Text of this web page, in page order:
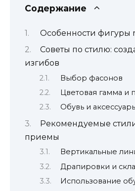
Содержание
Особенности фигуры
Советы по стилю:
изгибов
Выбор фасонов
Цветовая гамма и
Обувь и
Рекомендуемые
приемы
Вертикальные
Драпировки и
Использование